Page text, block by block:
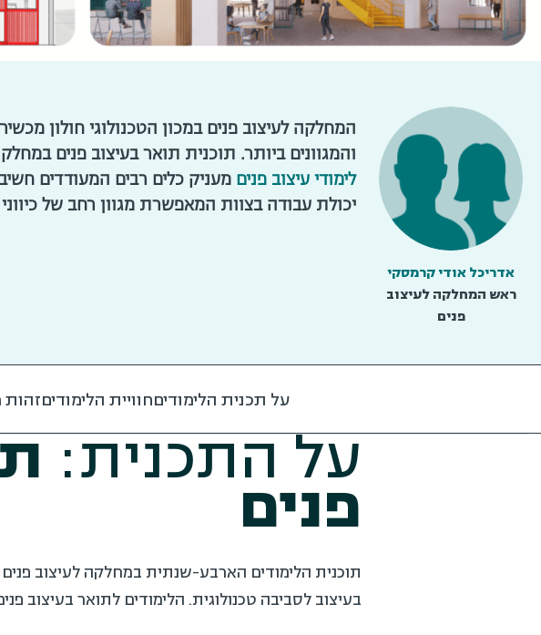
אדריכל אודי קרמסקי
ראש המחלקה לעיצוב
פנים
המחלקה לעיצוב פנים במכון הטכנולוגי חולון
והמגוונים ביותר. תוכנית תואר בעיצוב פנים
לימודי עיצוב פנים מעניק כלים רבים המעודדים
יכולת עבודה בצוות המאפשרת מגוון רחב של
על תכנית הלימודיםחוויית הלימודים
על התכנית:
פנים
תוכנית הלימודים הארבע-שנתית במחלקה לעיצוב
בעיצוב לסביבה טכנולוגית. הלימודים לתואר בעיצוב